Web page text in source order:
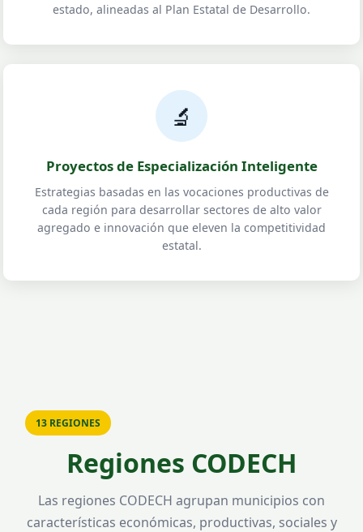
estado, alineadas al Plan Estatal de Desarrollo.
🔬
Proyectos de Especialización Inteligente
Estrategias basadas en las vocaciones productivas de
cada región para desarrollar sectores de alto valor
agregado e innovación que eleven la competitividad
estatal.
13 REGIONES
Regiones CODECH
Las regiones CODECH agrupan municipios con
características económicas, productivas, sociales y